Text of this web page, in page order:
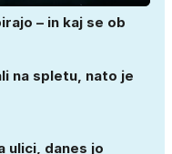
– in kaj se ob
na spletu, nato je
ulici, danes jo